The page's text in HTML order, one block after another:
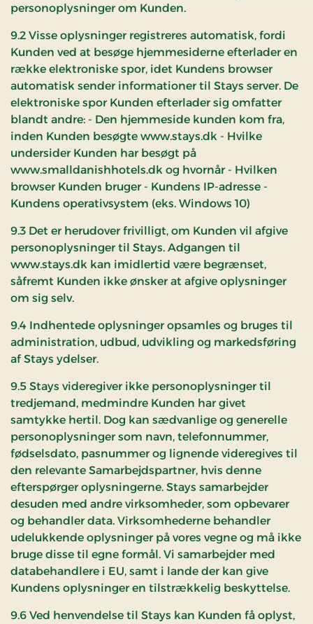
personoplysninger om Kunden.
9.2 Visse oplysninger registreres automatisk, fordi
Kunden ved at besøge hjemmesiderne efterlader en
række elektroniske spor, idet Kundens browser
automatisk sender informationer til Stays server. De
elektroniske spor Kunden efterlader sig omfatter
blandt andre: - Den hjemmeside kunden kom fra,
inden Kunden besøgte www.stays.dk - Hvilke
undersider Kunden har besøgt på
www.smalldanishhotels.dk og hvornår - Hvilken
browser Kunden bruger - Kundens IP-adresse -
Kundens operativsystem (eks. Windows 10)
9.3 Det er herudover frivilligt, om Kunden vil afgive
personoplysninger til Stays. Adgangen til
www.stays.dk kan imidlertid være begrænset,
såfremt Kunden ikke ønsker at afgive oplysninger
om sig selv.
9.4 Indhentede oplysninger opsamles og bruges til
administration, udbud, udvikling og markedsføring
af Stays ydelser.
9.5 Stays videregiver ikke personoplysninger til
tredjemand, medmindre Kunden har givet
samtykke hertil. Dog kan sædvanlige og generelle
personoplysninger som navn, telefonnummer,
fødselsdato, pasnummer og lignende videregives til
den relevante Samarbejdspartner, hvis denne
efterspørger oplysningerne. Stays samarbejder
desuden med andre virksomheder, som opbevarer
og behandler data. Virksomhederne behandler
udelukkende oplysninger på vores vegne og må ikke
bruge disse til egne formål. Vi samarbejder med
databehandlere i EU, samt i lande der kan give
Kundens oplysninger en tilstrækkelig beskyttelse.
9.6 Ved henvendelse til Stays kan Kunden få oplyst,